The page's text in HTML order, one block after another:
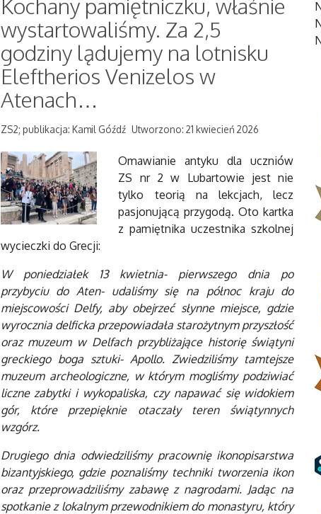
Kochany pamiętniczku, właśnie
wystartowaliśmy. Za 2,5
godziny lądujemy na lotnisku
Eleftherios Venizelos w
Atenach…
ZS2; publikacja: Kamil Góźdź Utworzono: 21 kwiecień 2026
Omawianie antyku dla uczniów
ZS nr 2 w Lubartowie jest nie
tylko teorią na lekcjach, lecz
pasjonującą przygodą. Oto kartka
z pamiętnika uczestnika szkolnej
wycieczki do Grecji:
W poniedziałek 13 kwietnia- pierwszego dnia po
przybyciu do Aten- udaliśmy się na północ kraju do
miejscowości Delfy, aby obejrzeć słynne miejsce, gdzie
wyrocznia delficka przepowiadała starożytnym przyszłość
oraz muzeum w Delfach przybliżające historię świątyni
greckiego boga sztuki- Apollo. Zwiedziliśmy tamtejsze
muzeum archeologiczne, w którym mogliśmy podziwiać
liczne zabytki i wykopaliska, czy napawać się widokiem
gór, które przepięknie otaczały teren świątynnych
wzgórz.
Drugiego dnia odwiedziliśmy pracownię ikonopisarstwa
bizantyjskiego, gdzie poznaliśmy techniki tworzenia ikon
oraz przeprowadziliśmy zabawę z nagrodami. Jadąc na
spotkanie z lokalnym przewodnikiem do monastyru, który